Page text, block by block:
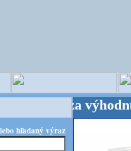
hľadaný výraz
za výhodnú cenu!